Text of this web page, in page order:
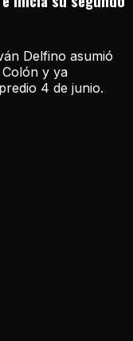
Delfino asumió
y ya
4 de junio.